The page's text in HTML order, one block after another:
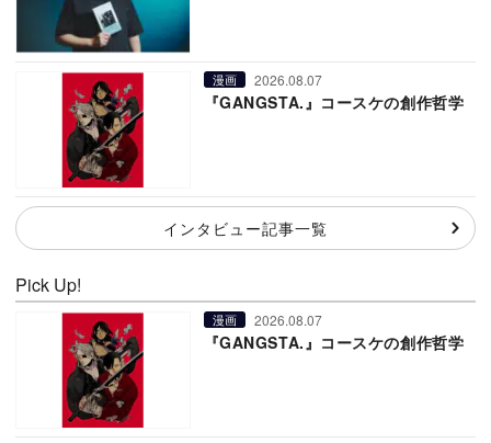
漫画 2026.08.07
『GANGSTA.』コースケの創作哲学
インタビュー記事一覧
Pick Up!
漫画 2026.08.07
『GANGSTA.』コースケの創作哲学